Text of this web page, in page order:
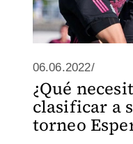
06.06.2022/
¿Qué
clasificar a
torneo